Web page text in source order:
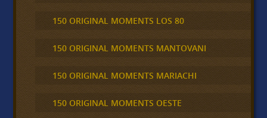
150 ORIGINAL MOMENTS LOS 80
150 ORIGINAL MOMENTS MANTOVANI
150 ORIGINAL MOMENTS MARIACHI
150 ORIGINAL MOMENTS OESTE